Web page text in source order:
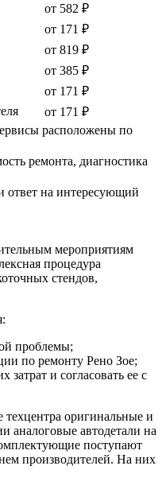
от 582 ₽
от 171 ₽
от 819 ₽
от 385 ₽
от 171 ₽
от 171 ₽
расположены по
ремонта, диагностика
ответ на интересующий
мероприятиям
процедура
стендов,
проблемы;
по ремонту Рено Зое;
затрат и согласовать ее с
оригинальные и
аналоговые автодетали на
поступают
производителей. На них